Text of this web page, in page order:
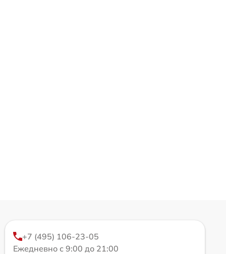
+7 (495) 106-23-05
Ежедневно с 9:00 до 21:00